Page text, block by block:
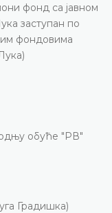
фонд са јавном
заступан по
фондовима
обуће "РВ"
Градишка)